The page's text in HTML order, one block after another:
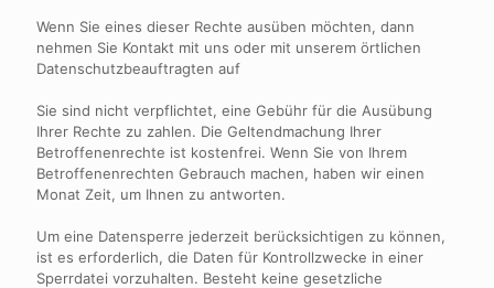
Wenn Sie eines dieser Rechte ausüben möchten, dann
nehmen Sie Kontakt mit uns oder mit unserem örtlichen
Datenschutzbeauftragten auf
Sie sind nicht verpflichtet, eine Gebühr für die Ausübung
Ihrer Rechte zu zahlen. Die Geltendmachung Ihrer
Betroffenenrechte ist kostenfrei. Wenn Sie von Ihrem
Betroffenenrechten Gebrauch machen, haben wir einen
Monat Zeit, um Ihnen zu antworten.
Um eine Datensperre jederzeit berücksichtigen zu können,
ist es erforderlich, die Daten für Kontrollzwecke in einer
Sperrdatei vorzuhalten. Besteht keine gesetzliche